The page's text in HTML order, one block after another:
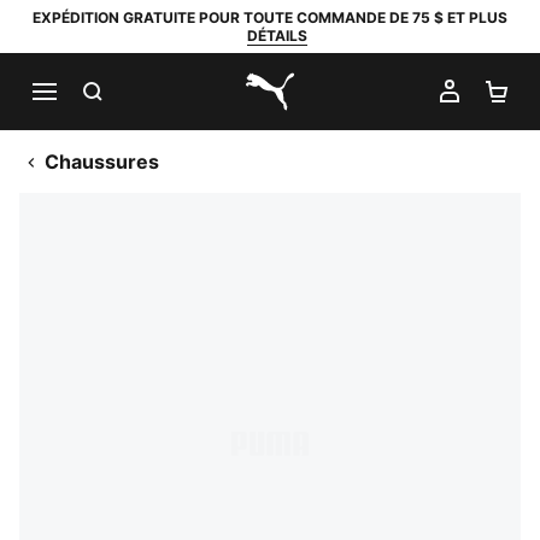
EXPÉDITION GRATUITE POUR TOUTE COMMANDE DE 75 $ ET PLUS
DÉTAILS
PUMA.com
MON
Chaussures